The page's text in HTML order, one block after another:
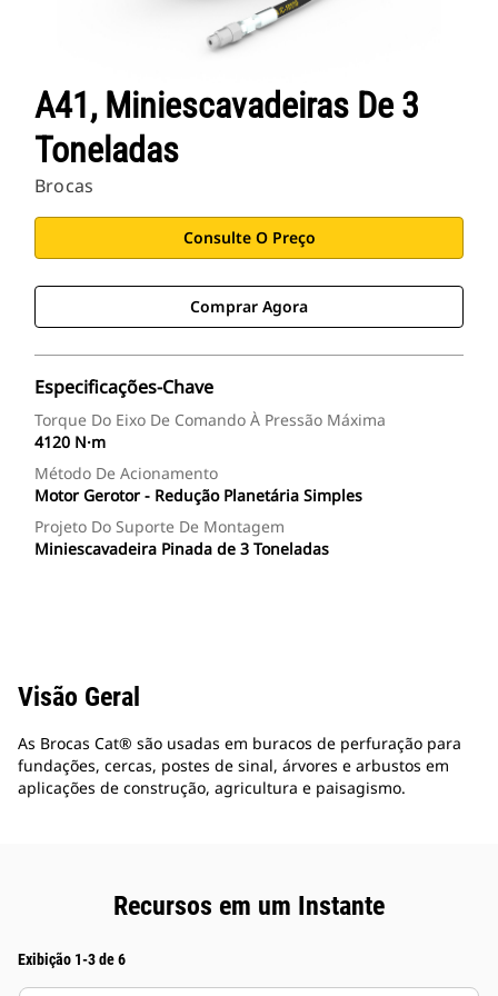
A41, Miniescavadeiras De 3
Toneladas
Brocas
Consulte O Preço
Comprar Agora
Especificações-Chave
Torque Do Eixo De Comando À Pressão Máxima
4120 N·m
Método De Acionamento
Motor Gerotor - Redução Planetária Simples
Projeto Do Suporte De Montagem
Miniescavadeira Pinada de 3 Toneladas
Visão Geral
As Brocas Cat® são usadas em buracos de perfuração para
fundações, cercas, postes de sinal, árvores e arbustos em
aplicações de construção, agricultura e paisagismo.
Recursos em um Instante
Exibição 1-3 de 6